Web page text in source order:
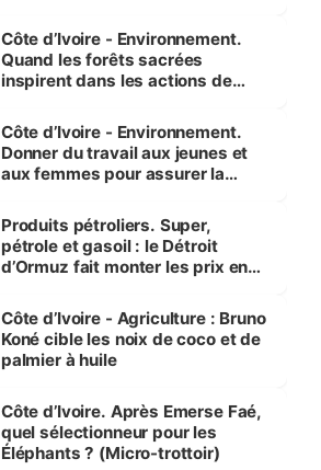
Côte d’Ivoire - Environnement.
Quand les forêts sacrées
inspirent dans les actions de
Côte d’Ivoire - Environnement.
Donner du travail aux jeunes et
aux femmes pour assurer la
menacées
Produits pétroliers. Super,
pétrole et gasoil : le Détroit
d’Ormuz fait monter les prix en
Côte d’Ivoire - Agriculture : Bruno
Koné cible les noix de coco et de
palmier à huile
Côte d’Ivoire. Après Emerse Faé,
quel sélectionneur pour les
Éléphants ? (Micro-trottoir)